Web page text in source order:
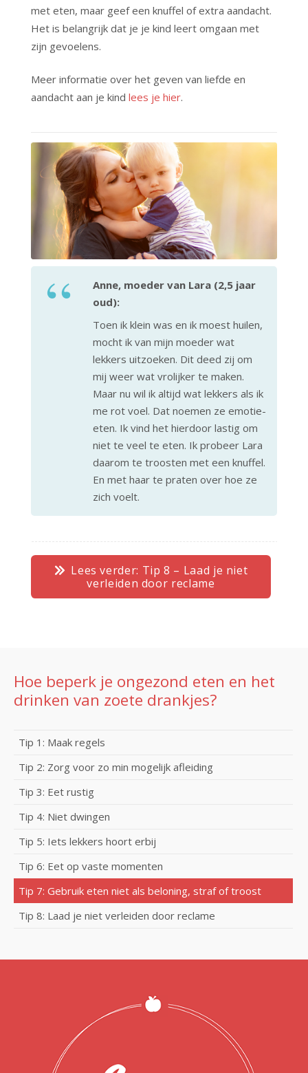
met eten, maar geef een knuffel of extra aandacht.
Het is belangrijk dat je je kind leert omgaan met
zijn gevoelens.
Meer informatie over het geven van liefde en
aandacht aan je kind lees je hier.
Anne, moeder van Lara (2,5 jaar
oud):
Toen ik klein was en ik moest huilen,
mocht ik van mijn moeder wat
lekkers uitzoeken. Dit deed zij om
mij weer wat vrolijker te maken.
Maar nu wil ik altijd wat lekkers als ik
me rot voel. Dat noemen ze emotie-
eten. Ik vind het hierdoor lastig om
niet te veel te eten. Ik probeer Lara
daarom te troosten met een knuffel.
En met haar te praten over hoe ze
zich voelt.
Lees verder: Tip 8 – Laad je niet
verleiden door reclame
Hoe beperk je ongezond eten en het
drinken van zoete drankjes?
Tip 1: Maak regels
Tip 2: Zorg voor zo min mogelijk afleiding
Tip 3: Eet rustig
Tip 4: Niet dwingen
Tip 5: Iets lekkers hoort erbij
Tip 6: Eet op vaste momenten
Tip 7: Gebruik eten niet als beloning, straf of troost
Tip 8: Laad je niet verleiden door reclame